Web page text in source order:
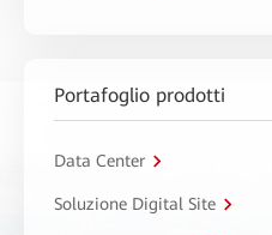
Portafoglio prodotti
Data Center
Soluzione Digital Site